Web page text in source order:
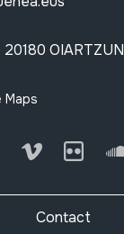
OIARTZUN
Maps
Issuu Vimeo Flickr
Contact